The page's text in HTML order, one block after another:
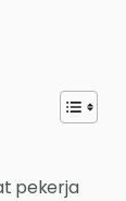
pekerja